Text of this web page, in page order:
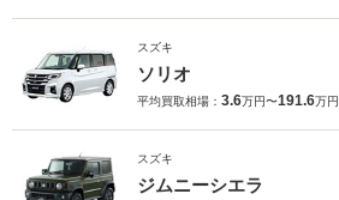
スズキ
ソリオ
平均買取相場： 3.6万円〜191.6万円
スズキ
ジムニーシエラ